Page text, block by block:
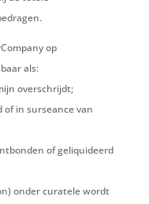
op
als:
overschrijdt;
in surseance van
of geliquideerd
onder curatele wordt